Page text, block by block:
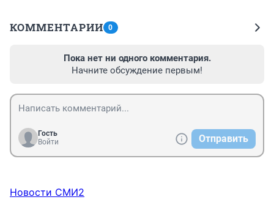
КОММЕНТАРИИ 0
Пока нет ни одного комментария.
Начните обсуждение первым!
Гость
Войти
Отправить
Новости СМИ2